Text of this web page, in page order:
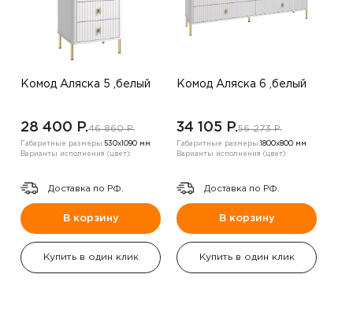
Комод Аляска 5 ,белый
28 400 P.46 860 P.
Габаритные размеры:530х1090 мм
Варианты исполнения (цвет):
Доставка по РФ.
В корзину
Купить в один клик
Комод Аляска 6 ,белый
34 105 P.56 273 P.
Габаритные размеры: 1800х800 мм
Варианты исполнения (цвет):
Доставка по РФ.
В корзину
Купить в один клик